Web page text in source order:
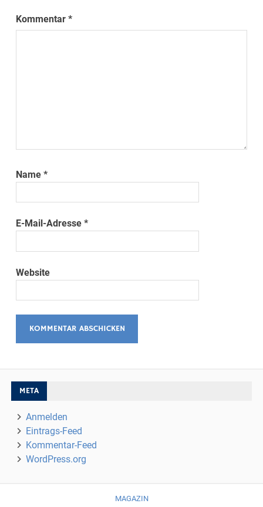
Kommentar*
Name*
E-Mail-Adresse*
Website
META
Anmelden
Eintrags-Feed
Kommentar-Feed
WordPress.org
MAGAZIN